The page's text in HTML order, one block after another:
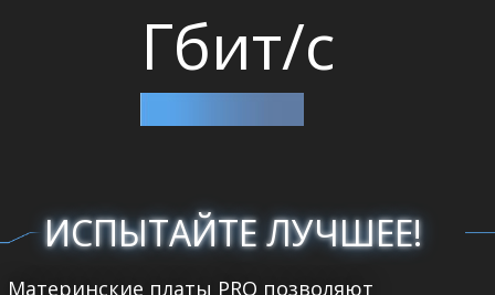
Гбит/с
ИСПЫТАЙТЕ ЛУЧШЕЕ!
Материнские платы PRO позволяют